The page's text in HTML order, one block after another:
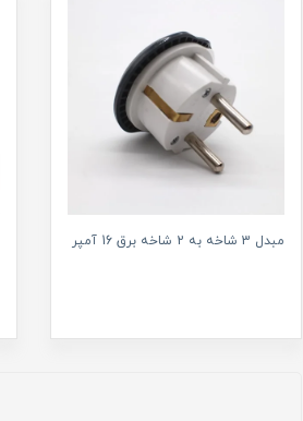
مبدل 3 شاخه به 2 شاخه برق 16 آمپر